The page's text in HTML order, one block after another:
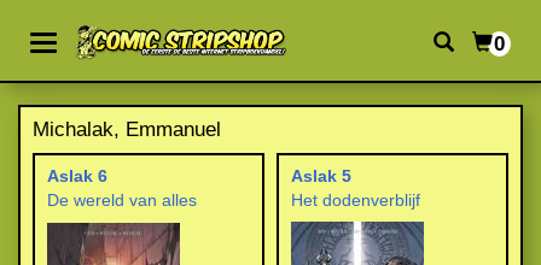
0
Michalak, Emmanuel
Aslak 6
De wereld van alles
Aslak 5
Het dodenverblijf